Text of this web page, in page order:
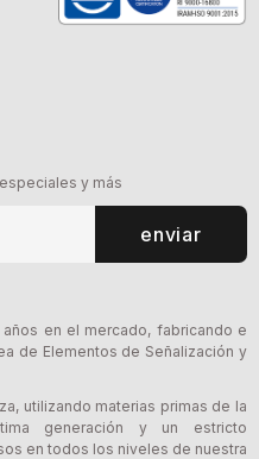
y más
enviar
en el mercado, fabricando e
de Elementos de Señalización y
utilizando materias primas de la
generación y un estricto
en todos los niveles de nuestra